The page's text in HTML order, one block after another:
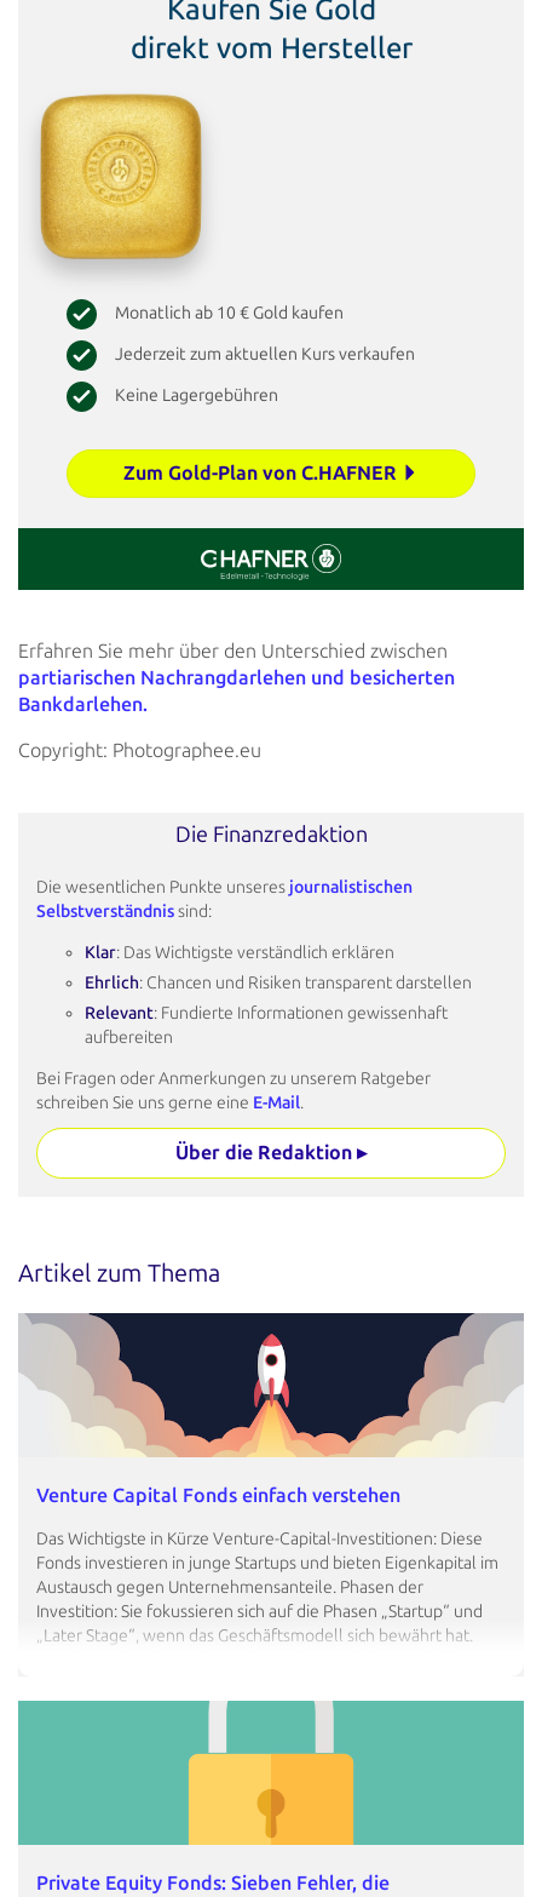
Kaufen Sie Gold
direkt vom Hersteller
Monatlich ab 10 € Gold kaufen
Jederzeit zum aktuellen Kurs verkaufen
Keine Lagergebühren
Zum Gold-Plan von C.HAFNER
Erfahren Sie mehr über den Unterschied zwischen
partiarischen Nachrangdarlehen und besicherten
Bankdarlehen.
Copyright: Photographee.eu
Die Finanzredaktion
Die wesentlichen Punkte unseres journalistischen
Selbstverständnissind:
Klar: Das Wichtigste verständlich erklären
Ehrlich: Chancen und Risiken transparent darstellen
Relevant: Fundierte Informationen gewissenhaft
aufbereiten
Bei Fragen oder Anmerkungen zu unserem Ratgeber
schreiben Sie uns gerne eine E-Mail.
Über die Redaktion ▸
Artikel zum Thema
Venture Capital Fonds einfach verstehen
Das Wichtigste in Kürze Venture-Capital-Investitionen: Diese
Fonds investieren in junge Startups und bieten Eigenkapital im
Austausch gegen Unternehmensanteile. Phasen der
Investition: Sie fokussieren sich auf die Phasen „Startup“ und
„Later Stage“, wenn das Geschäftsmodell sich bewährt hat.
Private Equity Fonds: Sieben Fehler, die